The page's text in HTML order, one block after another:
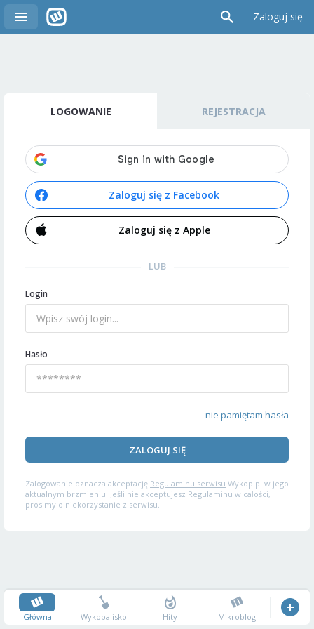
Zaloguj się
LOGOWANIE REJESTRACJA
Zaloguj się z Facebook
Zaloguj się z Apple
LUB
Login
Hasło
nie pamiętam hasła
ZALOGUJ SIĘ
Zalogowanie oznacza akceptację Regulaminu serwisu Wykop.pl w jego
aktualnym brzmieniu. Jeśli nie akceptujesz Regulaminu w całości,
prosimy o niekorzystanie z serwisu.
Główna Wykopalisko Hity Mikroblog